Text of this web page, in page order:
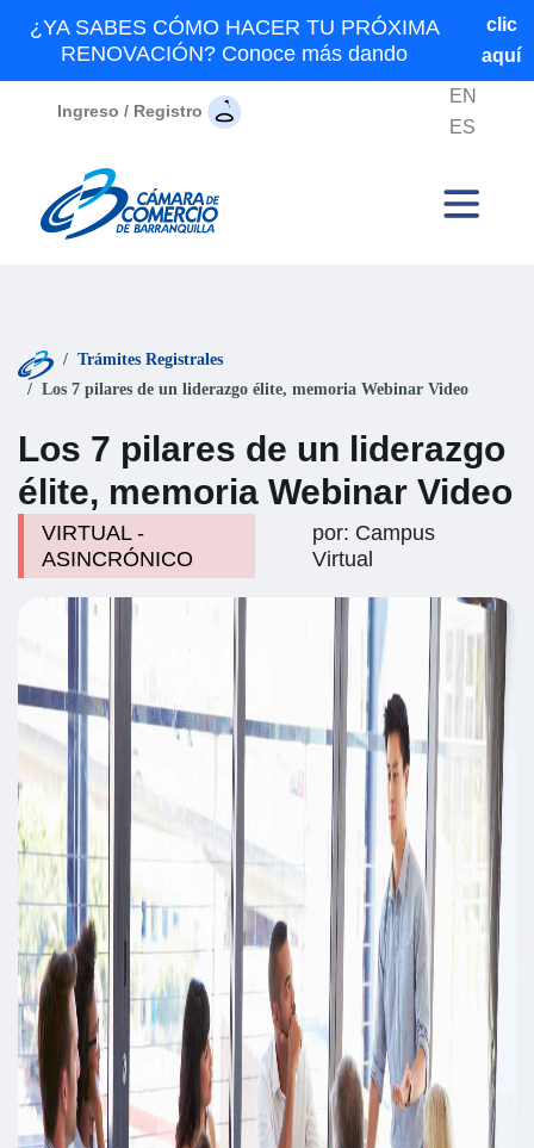
¿YA SABES CÓMO HACER TU PRÓXIMA
RENOVACIÓN? Conoce más dando
clic
aquí
Ingreso / Registro
EN
ES
Trámites Registrales
Los 7 pilares de un liderazgo élite, memoria Webinar Video
Los 7 pilares de un liderazgo
élite, memoria Webinar Video
VIRTUAL -
ASINCRÓNICO
por: Campus
Virtual